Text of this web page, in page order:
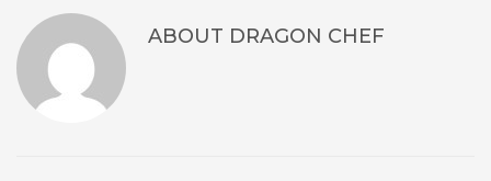
ABOUT DRAGON CHEF